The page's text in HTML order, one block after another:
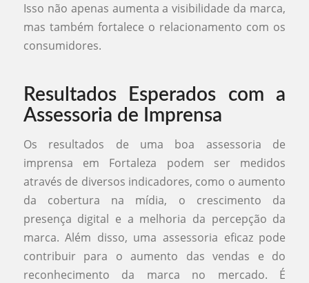
Isso não apenas aumenta a visibilidade da marca,
mas também fortalece o relacionamento com os
consumidores.
Resultados Esperados com a
Assessoria de Imprensa
Os resultados de uma boa assessoria de
imprensa em Fortaleza podem ser medidos
através de diversos indicadores, como o aumento
da cobertura na mídia, o crescimento da
presença digital e a melhoria da percepção da
marca. Além disso, uma assessoria eficaz pode
contribuir para o aumento das vendas e do
reconhecimento da marca no mercado. É